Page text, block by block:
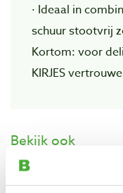
· Ideaal in
schuur stootvrij
Kortom: voor
KIRJES
Bekijk ook